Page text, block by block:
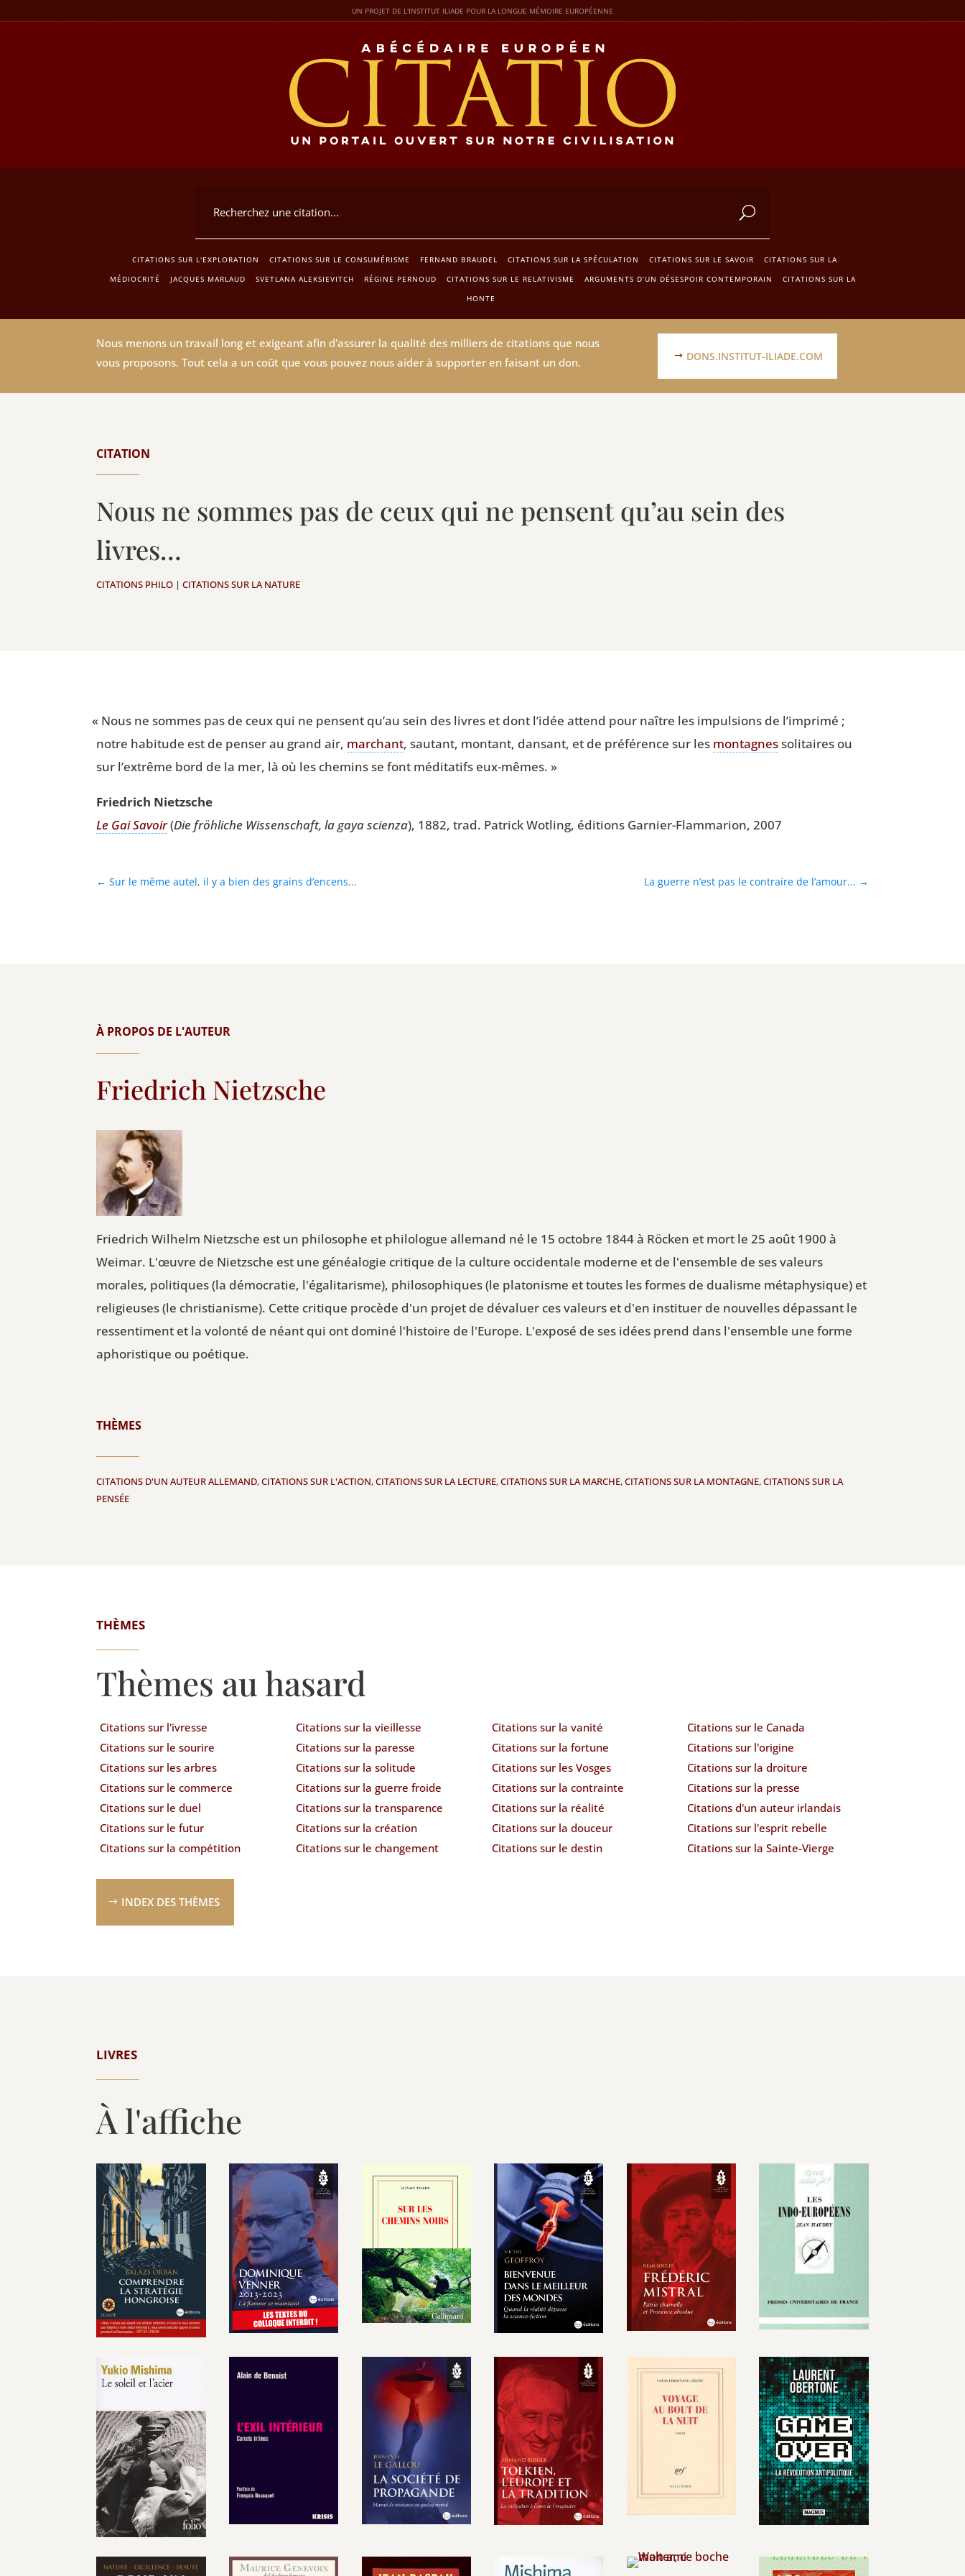
UN PROJET DE L'INSTITUT ILIADE POUR LA LONGUE MÉMOIRE EUROPÉENNE
CITATIONS SUR L'EXPLORATION CITATIONS SUR LE CONSUMÉRISME FERNAND BRAUDEL CITATIONS SUR LA SPÉCULATION CITATIONS SUR LE SAVOIR
CITATIONS SUR LA
MÉDIOCRITÉ
JACQUES MARLAUD SVETLANA ALEKSIEVITCH RÉGINE PERNOUD CITATIONS SUR LE RELATIVISME ARGUMENTS D’UN DÉSESPOIR CONTEMPORAIN
CITATIONS SUR LA
HONTE
Nous menons un travail long et exigeant afin d'assurer la qualité des milliers de citations que nous
vous proposons. Tout cela a un coût que vous pouvez nous aider à supporter en faisant un don.
DONS.INSTITUT-ILIADE.COM
CITATION
Nous ne sommes pas de ceux qui ne pensent qu’au sein des
livres…
CITATIONS PHILO |CITATIONS SUR LA NATURE
« Nous ne sommes pas de ceux qui ne pensent qu’au sein des livres et dont l’idée attend pour naître les impul­sions de l’imprimé ;
notre habi­tude est de pen­ser au grand air, mar­chant, sau­tant, mon­tant, dan­sant, et de pré­fé­rence sur les mon­tagnessoli­taires ou
sur l’extrême bord de la mer, là où les che­mins se font médi­ta­tifs eux-mêmes. »
Frie­drich Nietzsche
Le Gai Savoir(Die fröh­liche Wis­sen­schaft, la gaya scien­za), 1882, trad. Patrick Wot­ling, édi­tions Gar­nier-Flam­ma­rion, 2007
←Sur le même autel, il y a bien des grains d’encens... La guerre n’est pas le contraire de l’amour... →
À PROPOS DE L'AUTEUR
Friedrich Nietzsche
Friedrich Wilhelm Nietzsche est un philosophe et philologue allemand né le 15 octobre 1844 à Röcken et mort le 25 août 1900 à
Weimar. L'œuvre de Nietzsche est une généalogie critique de la culture occidentale moderne et de l'ensemble de ses valeurs
morales, politiques (la démocratie, l'égalitarisme), philosophiques (le platonisme et toutes les formes de dualisme métaphysique) et
religieuses (le christianisme). Cette critique procède d'un projet de dévaluer ces valeurs et d'en instituer de nouvelles dépassant le
ressentiment et la volonté de néant qui ont dominé l'histoire de l'Europe. L'exposé de ses idées prend dans l'ensemble une forme
aphoristique ou poétique.
THÈMES
CITATIONS D'UN AUTEUR ALLEMAND,CITATIONS SUR L'ACTION,CITATIONS SUR LA LECTURE,CITATIONS SUR LA MARCHE,CITATIONS SUR LA MONTAGNE,CITATIONS SUR LA
PENSÉE
THÈMES
Thèmes au hasard
Citations sur l'ivresse
Citations sur le sourire
Citations sur les arbres
Citations sur le commerce
Citations sur le duel
Citations sur le futur
Citations sur la compétition
Citations sur la vieillesse
Citations sur la paresse
Citations sur la solitude
Citations sur la guerre froide
Citations sur la transparence
Citations sur la création
Citations sur le changement
Citations sur la vanité
Citations sur la fortune
Citations sur les Vosges
Citations sur la contrainte
Citations sur la réalité
Citations sur la douceur
Citations sur le destin
Citations sur le Canada
Citations sur l'origine
Citations sur la droiture
Citations sur la presse
Citations d'un auteur irlandais
Citations sur l'esprit rebelle
Citations sur la Sainte-Vierge
INDEX DES THÈMES
LIVRES
À l'affiche